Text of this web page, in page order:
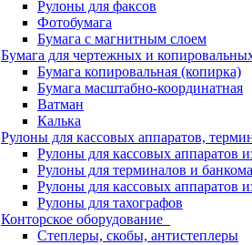
Рулоны для факсов
Фотобумага
Бумага с магнитным слоем
Бумага для чертежных и
Бумага копировальная (копирка)
Бумага масштабно-координатная
Ватман
Калька
Рулоны для кассовых аппаратов,
Рулоны для кассовых аппаратов
Рулоны для терминалов и
Рулоны для кассовых аппаратов
Рулоны для тахографов
Конторское оборудование
Степлеры, скобы, антистеплеры